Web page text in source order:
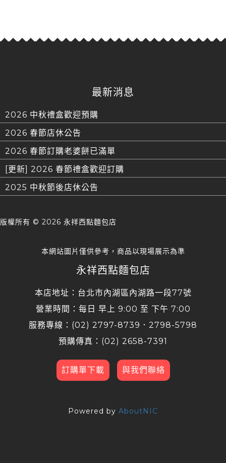
最新消息
2026 中秋禮盒歡迎預購
2026 春節店休公告
2026 春節訂購老婆餅已滿單
[更新] 2026 春節禮盒歡迎訂購
2025 中秋節後店休公告
版權所有 © 2026 永祥西點麵包店
本網站圖片僅供參考，商品以現場展示為準
永祥西點麵包店
本店地址：台北市內湖區內湖路一段77號
營業時間：每日 早上 9:00 至 下午 7:00
服務專線：(02) 2797-8739．2798-5798
預購傳真：(02) 2658-7391
訂購單下載 與我們聯絡
Powered by AboutNIC